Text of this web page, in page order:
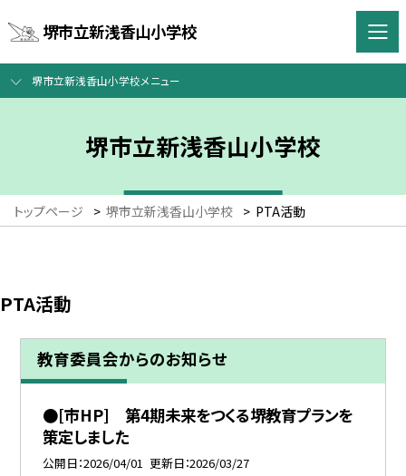
堺市立新浅香山小学校
堺市立新浅香山小学校メニュー
堺市立新浅香山小学校
トップページ > 堺市立新浅香山小学校 > PTA活動
PTA活動
教育委員会からのお知らせ
●[市HP] 第4期未来をつくる堺教育プランを
策定しました
公開日 2026/04/01 更新日 2026/03/27